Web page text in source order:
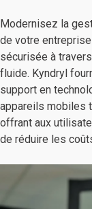
Modernisez la
de votre
sécurisée à
fluide. Kyndryl
support en
appareils mobiles
offrant aux
de réduire les